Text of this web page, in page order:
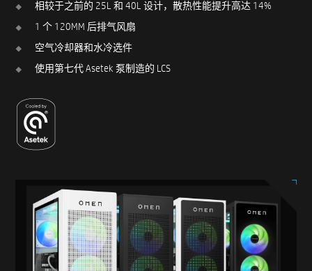
相较于之前的 25L 和 40L 设计，散热性能提升高达 14%
1 个 120MM 后排气风扇​
空气冷却器和水冷选件
使用第七代 Asetek 泵制造的 LCS